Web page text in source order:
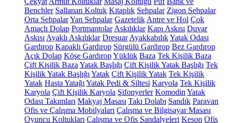
Benchler Sallanan Koltuk Kitaplık Sehpalar Zigon Sehpalar
Orta SehpalarYan Sehpalar Gazetelik Antre ve Hol Çok
Amaçlı Dolap Portmantolar Askılıklar Kapı Askısı Duvar
Askısı Ayaklı Askılıklar Dresuar AyakkabılıkYatak Odası
Gardırop Kapaklı Gardırop Sürgülü Gardırop Bez Gardırop
Açık Dolap Köşe GardıropYüklük Baza Tek Kişilik Baza
Çift Kişilik Baza Yatak Başlığı Çift Kişilik Yatak Başlığı Tek
Kişilik Yatak Başlığı Yatak Çift Kişilik Yatak Tek Kişilik
Yatak Hasta Yatağı Yatak Pedi & Şiltesi Karyola Tek Kişilik
Karyola Çift Kişilik Karyola Şifonyerler Komodin Yatak
Odası Takımları Makyaj Masası Takı Dolabı Sandık Paravan
Ofis ve Çalışma Mobilyaları Çalışma ve Bilgisayar Masası
Oyuncu Koltukları Çalışma ve Ofis Sandalyeleri Keson Ofis